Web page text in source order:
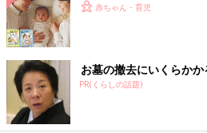
赤ちゃん・育児
お墓の撤去にいくらか
PR(くらしの話題)